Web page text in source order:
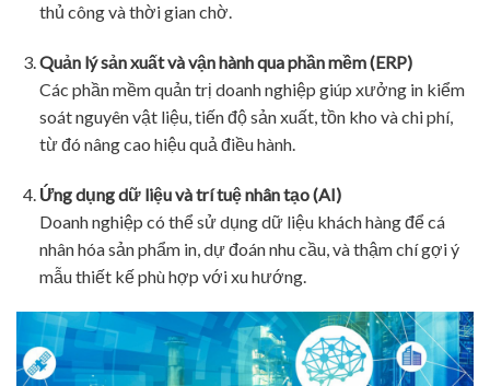
thủ công và thời gian chờ.
Quản lý sản xuất và vận hành qua phần mềm (ERP)
Các phần mềm quản trị doanh nghiệp giúp xưởng in kiểm
soát nguyên vật liệu, tiến độ sản xuất, tồn kho và chi phí,
từ đó nâng cao hiệu quả điều hành.
Ứng dụng dữ liệu và trí tuệ nhân tạo (AI)
Doanh nghiệp có thể sử dụng dữ liệu khách hàng để cá
nhân hóa sản phẩm in, dự đoán nhu cầu, và thậm chí gợi ý
mẫu thiết kế phù hợp với xu hướng.